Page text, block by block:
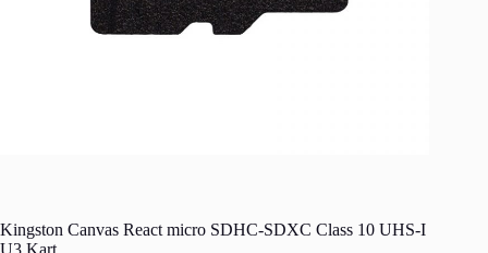
Kingston Canvas React micro SDHC-SDXC Class 10 UHS-I
U3 Kart